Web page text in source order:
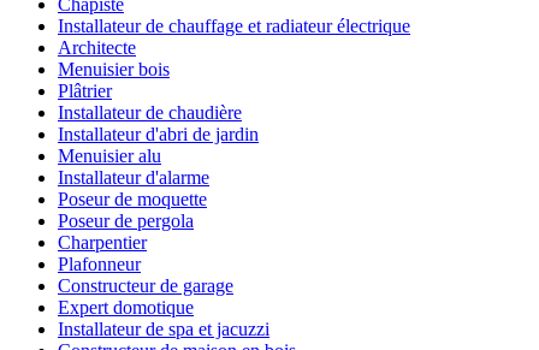
Chapiste
Installateur de chauffage et radiateur électrique
Architecte
Menuisier bois
Plâtrier
Installateur de chaudière
Installateur d'abri de jardin
Menuisier alu
Installateur d'alarme
Poseur de moquette
Poseur de pergola
Charpentier
Plafonneur
Constructeur de garage
Expert domotique
Installateur de spa et jacuzzi